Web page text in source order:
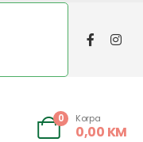
0 Korpa
0,00 KM